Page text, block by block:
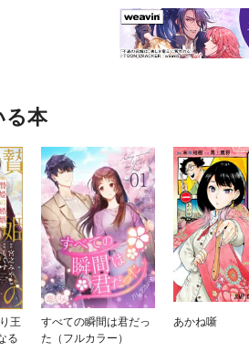
る本
王
る
すべての瞬間は君だっ
た（フルカラー）
あかね噺